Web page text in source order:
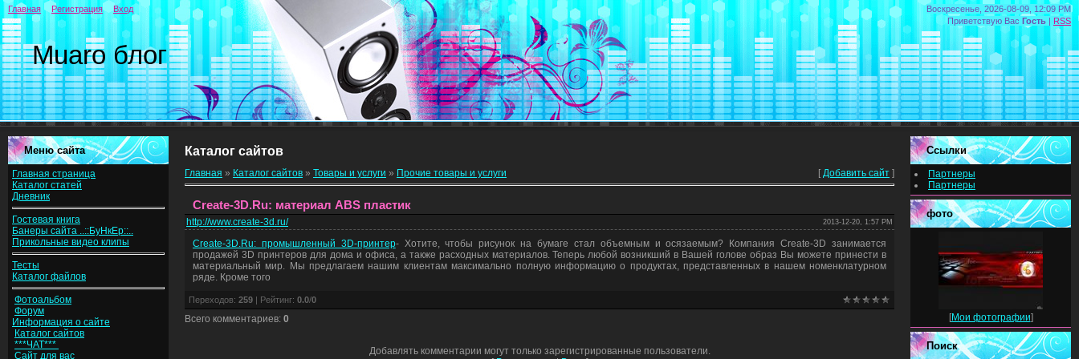
Воскресенье, 2026-08-09, 12:09 PM
Приветствую Вас Гость | RSS
Muaro блог
Главная Регистрация Вход
Меню сайта
Главная страница
Каталог статей
Дневник
Гостевая книга
Банеры сайта ..::БуНкЕр::..
Прикольные видео клипы
Тесты
Каталог файлов
Фотоальбом
Форум
Информация о сайте
Каталог сайтов
***ЧАТ***
Сайт для вас
Каталог сайтов
Главная » Каталог сайтов » Товары и услуги » Прочие товары и услуги [ Добавить сайт ]
Create-3D.Ru: материал ABS пластик
http://www.create-3d.ru/ 2013-12-20, 1:57 PM
Create-3D.Ru: промышленный 3D-принтер- Хотите, чтобы рисунок на бумаге стал объемным и осязаемым? Компания Create-3D занимается
продажей 3D принтеров для дома и офиса, а также расходных материалов. Теперь любой возникший в Вашей голове образ Вы можете принести в
материальный мир. Мы предлагаем нашим клиентам максимально полную информацию о продуктах, представленных в нашем номенклатурном
ряде. Кроме того
Переходов: 259 | Рейтинг: 0.0/0
Всего комментариев: 0
Добавлять комментарии могут только зарегистрированные пользователи.
Ссылки
Партнеры
Партнеры
фото
[Мои фотографии]
Поиск